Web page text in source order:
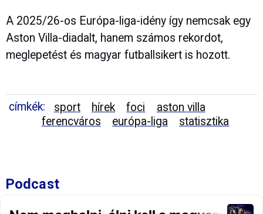
A 2025/26-os Európa-liga-idény így nemcsak egy
Aston Villa-diadalt, hanem számos rekordot,
meglepetést és magyar futballsikert is hozott.
címkék: sport hírek foci
aston villa
ferencváros
európa-liga statisztika
Podcast